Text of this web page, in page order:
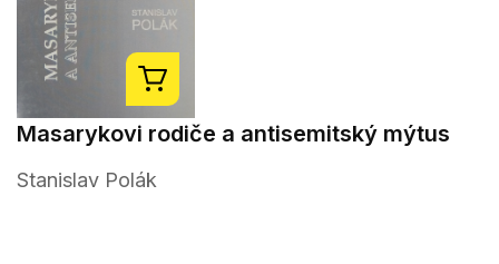
Masarykovi rodiče a antisemitský mýtus
Stanislav Polák